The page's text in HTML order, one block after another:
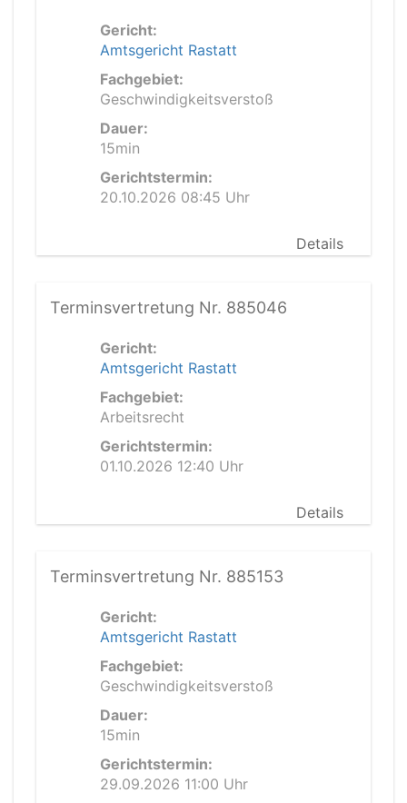
Gericht:
Amtsgericht Rastatt
Fachgebiet:
Geschwindigkeitsverstoß
Dauer:
15min
Gerichtstermin:
20.10.2026 08:45 Uhr
Details
Terminsvertretung Nr. 885046
Gericht:
Amtsgericht Rastatt
Fachgebiet:
Arbeitsrecht
Gerichtstermin:
01.10.2026 12:40 Uhr
Details
Terminsvertretung Nr. 885153
Gericht:
Amtsgericht Rastatt
Fachgebiet:
Geschwindigkeitsverstoß
Dauer:
15min
Gerichtstermin:
29.09.2026 11:00 Uhr